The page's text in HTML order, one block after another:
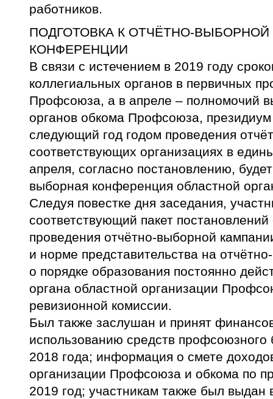
работников.
ПОДГОТОВКА К ОТЧЁТНО-
КОНФЕРЕНЦИИ
В связи с истечением в 2019 году
коллегиальных органов в первичных
Профсоюза, а в апреле – полномочий
органов обкома Профсоюза, президиум
следующий год годом проведения
соответствующих организациях в
апреля, согласно постановлению,
выборная конференция областной
Следуя повестке дня заседания,
соответствующий пакет
проведения отчётно-выборной
и норме представительства на
о порядке образования постоянно
органа областной организации
ревизионной комиссии.
Был также заслушан и принят
использованию средств
2018 года; информация о смете
организации Профсоюза и обкома по
2019 год; участникам также был